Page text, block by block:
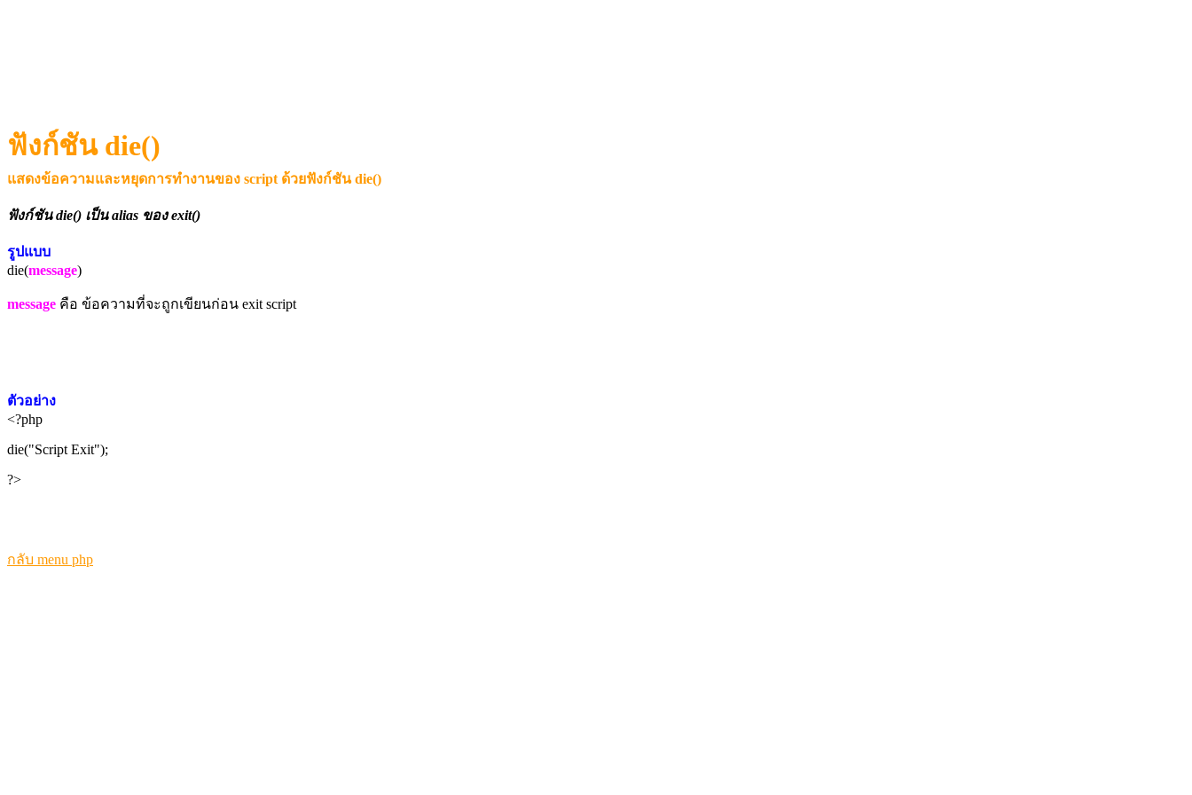
ฟังก์ชัน die()
แสดงข้อความและหยุดการทำงานของ script ด้วยฟังก์ชัน die()
ฟังก์ชัน die() เป็น alias ของ exit()
รูปแบบ
die(message)
message คือ ข้อความที่จะถูกเขียนก่อน exit script
ตัวอย่าง
<?php
die("Script Exit");
?>
กลับ menu php